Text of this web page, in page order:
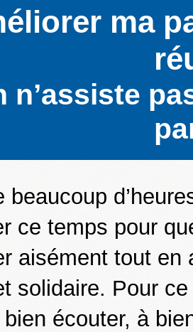
ma
n’assiste
beaucoup
ce temps pour
aisément tout
solidaire. Pour
écouter, à